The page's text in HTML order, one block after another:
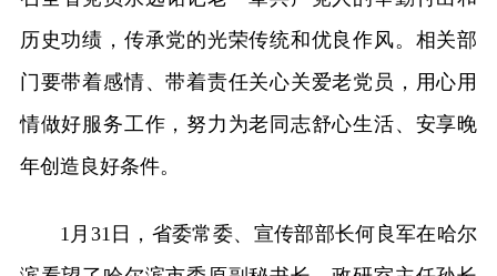
历史功绩，传承党的光荣传统和优良作风。相关部
门要带着感情、带着责任关心关爱老党员，用心用
情做好服务工作，努力为老同志舒心生活、安享晚
年创造良好条件。
1月31日，省委常委、宣传部部长何良军在哈尔